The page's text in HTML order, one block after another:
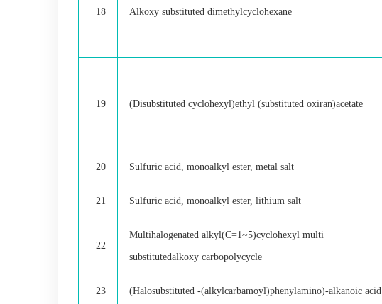
18 Alkoxy substituted dimethylcyclohexane
19 (Disubstituted cyclohexyl)ethyl (substituted oxiran)acetate
20 Sulfuric acid, monoalkyl ester, metal salt
21 Sulfuric acid, monoalkyl ester, lithium salt
22
Multihalogenated alkyl(C=1~5)cyclohexyl multi
substitutedalkoxy carbopolycycle
23 (Halosubstituted -(alkylcarbamoyl)phenylamino)-alkanoic acid